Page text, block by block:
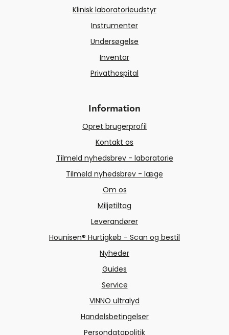
Klinisk laboratorieudstyr
Instrumenter
Undersøgelse
Inventar
Privathospital
Information
Opret brugerprofil
Kontakt os
Tilmeld nyhedsbrev - laboratorie
Tilmeld nyhedsbrev - læge
Om os
Miljøtiltag
Leverandører
Hounisen® Hurtigkøb - Scan og bestil
Nyheder
Guides
Service
VINNO ultralyd
Handelsbetingelser
Persondatapolitik